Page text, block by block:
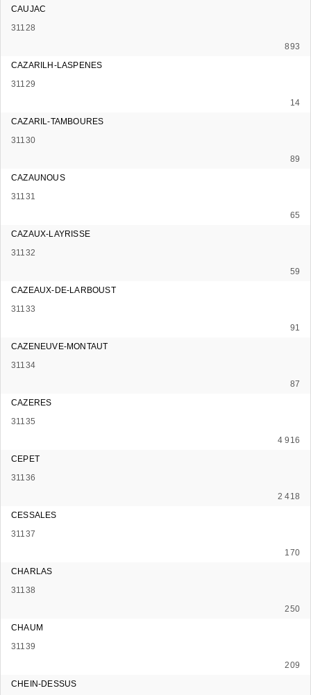
CAUJAC
31128
893
CAZARILH-LASPENES
31129
14
CAZARIL-TAMBOURES
31130
89
CAZAUNOUS
31131
65
CAZAUX-LAYRISSE
31132
59
CAZEAUX-DE-LARBOUST
31133
91
CAZENEUVE-MONTAUT
31134
87
CAZERES
31135
4 916
CEPET
31136
2 418
CESSALES
31137
170
CHARLAS
31138
250
CHAUM
31139
209
CHEIN-DESSUS